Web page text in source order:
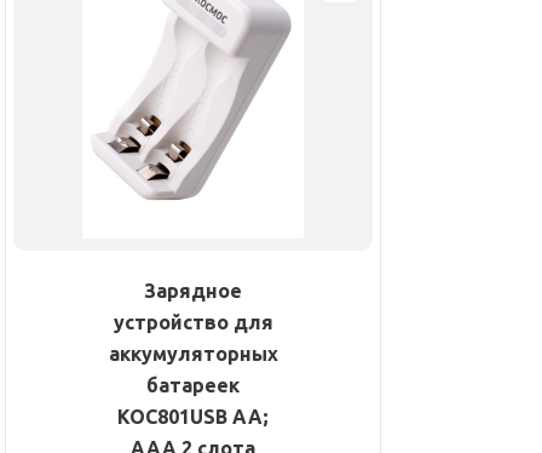
Зарядное
устройство для
аккумуляторных
батареек
KOC801USB AA;
AAA 2 слота